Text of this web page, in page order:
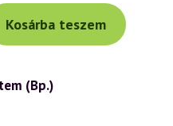
Kosárba teszem
(Bp.)